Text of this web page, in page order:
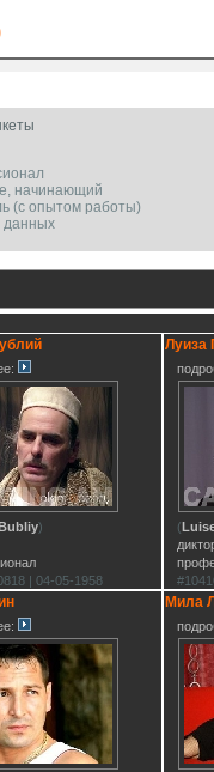
начинающий
(с опытом работы)
данных
)
| 04-05-1958
Луиза
(
Мила